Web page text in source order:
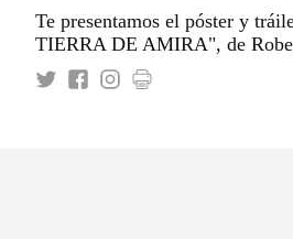
Te presentamos el póster y
TIERRA DE AMIRA", de